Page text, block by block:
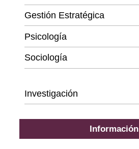
Gestión Estratégica
Psicología
Sociología
Investigación
Información